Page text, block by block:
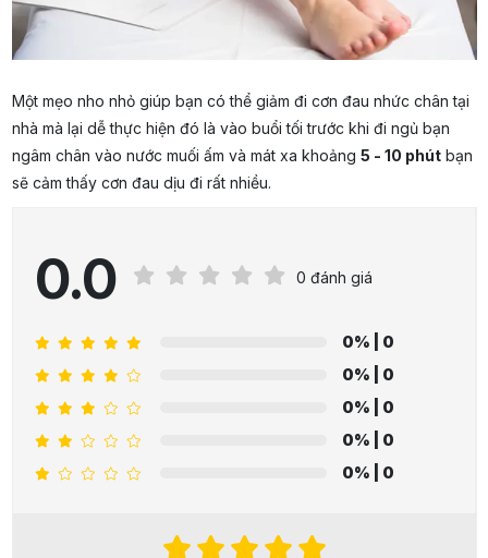
Một mẹo nho nhỏ giúp bạn có thể giảm đi cơn đau nhức chân tại
nhà mà lại dễ thực hiện đó là vào buổi tối trước khi đi ngủ bạn
ngâm chân vào nước muối ấm và mát xa khoảng 5 - 10 phútbạn
sẽ cảm thấy cơn đau dịu đi rất nhiều.
0.0 0 đánh giá
0% | 0
0% | 0
0% | 0
0% | 0
0% | 0